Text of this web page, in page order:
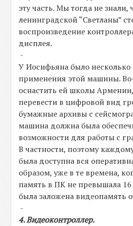
эту часть. Мы тогда не знали,
ленинградской “Светланы”
воспроизведение
дисплея.
-
У Иосифьяна было несколько
применения этой машины.
оснастить ей школы
перевести в цифровой вид
бумажные архивы с
машина должна была
возможности для работы с
В частности, поэтому
была доступна вся
образом, уже в те времена,
память в ПК не превышала 16
была заложена видеопамять
-
4. Видеоконтроллер.